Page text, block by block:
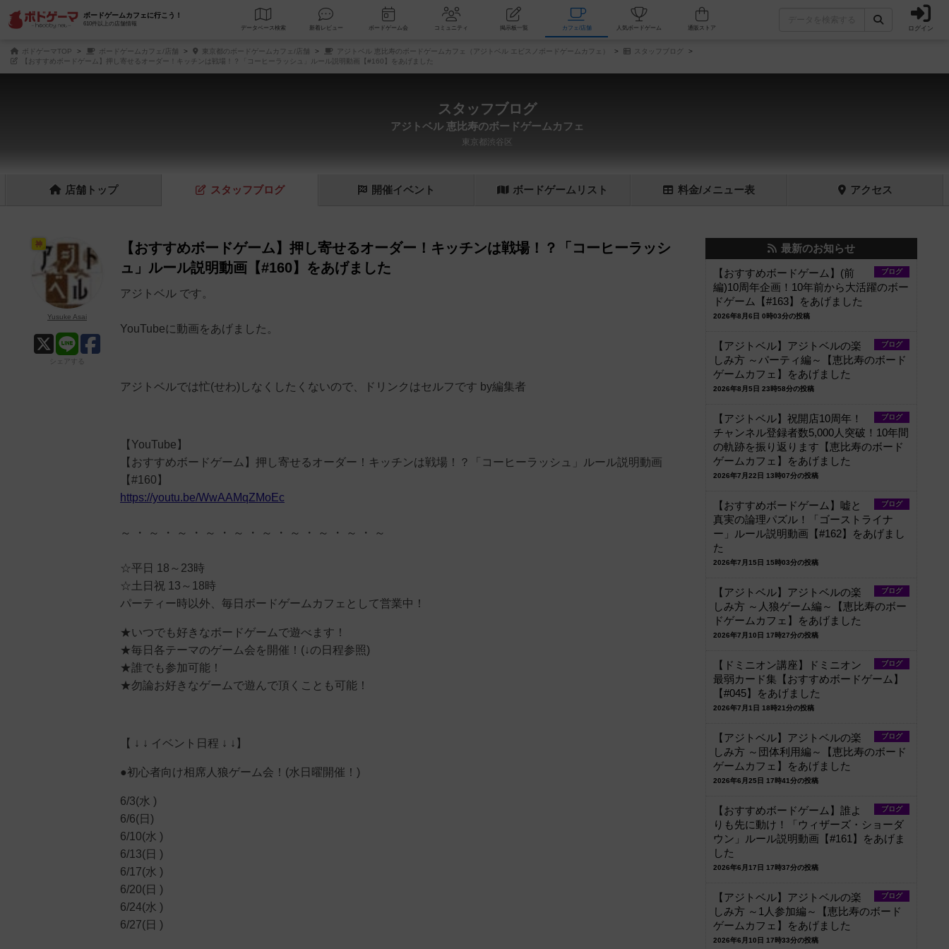
ボードゲームカフェに行こう！
610件以上の店舗情報
データベース 検索 新着レビュー ボードゲーム会 コミュニティ 掲示板一覧 カフェ/店舗 人気ボードゲーム ログイン
ボドゲーマTOP ボードゲームカフェ/店舗 東京都のボードゲームカフェ/店舗 アジトベル 恵比寿のボードゲームカフェ（アジトベル エビスノボードゲームカフェ）
スタッフブログ
【おすすめボードゲーム】押し寄せるオーダー！キッチンは戦場！？「コーヒーラッシュ」ルール説明動画【#160】をあげました
スタッフブログ
アジトベル 恵比寿のボードゲームカフェ
東京都渋谷区
店舗 トップ スタッフブログ 開催イベント ボードゲーム リスト 料金/メニュー表 アクセス
【おすすめボードゲーム】押し寄せるオーダー！キッチンは戦場！？「コーヒーラッシ
ュ」ルール説明動画【#160】をあげました
アジトベル です。
YouTubeに動画をあげました。
アジトベルでは忙(せわ)しなくしたくないので、ドリンクはセルフです by編集者
【YouTube】
【おすすめボードゲーム】押し寄せるオーダー！キッチンは戦場！？「コーヒーラッシュ」ルール説明動画
【#160】
https://youtu.be/WwAAMqZMoEc
～ ・ ～ ・ ～ ・ ～ ・ ～ ・ ～ ・ ～ ・ ～ ・ ～ ・ ～
☆平日 18～23時
☆土日祝 13～18時
パーティー時以外、毎日ボードゲームカフェとして営業中！
★いつでも好きなボードゲームで遊べます！
★毎日各テーマのゲーム会を開催！(↓の日程参照)
★誰でも参加可能！
★勿論お好きなゲームで遊んで頂くことも可能！
【 ↓ ↓ イベント日程 ↓ ↓】
●初心者向け相席人狼ゲーム会！(水日曜開催！)
6/3(水 )
6/6(日)
6/10(水 )
6/13(日 )
6/17(水 )
6/20(日 )
6/24(水 )
6/27(日 )
神
Yusuke Asai
シェアする
最新のお知らせ
ブログ
【おすすめボードゲーム】(前
編)10周年企画！10年前から大活躍のボー
ドゲーム【#163】をあげました
2026年8月6日 0時03分の投稿
ブログ
【アジトベル】アジトベルの楽
しみ方 ～パーティ編～【恵比寿のボード
ゲームカフェ】をあげました
2026年8月5日 23時58分の投稿
ブログ
【アジトベル】祝開店10周年！
チャンネル登録者数5,000人突破！10年間
の軌跡を振り返ります【恵比寿のボード
ゲームカフェ】をあげました
2026年7月22日 13時07分の投稿
ブログ
【おすすめボードゲーム】嘘と
真実の論理パズル！「ゴーストライナ
ー」ルール説明動画【#162】をあげまし
た
2026年7月15日 15時03分の投稿
ブログ
【アジトベル】アジトベルの楽
しみ方 ～人狼ゲーム編～【恵比寿のボー
ドゲームカフェ】をあげました
2026年7月10日 17時27分の投稿
ブログ
【ドミニオン講座】ドミニオン
最弱カード集【おすすめボードゲーム】
【#045】をあげました
2026年7月1日 18時21分の投稿
ブログ
【アジトベル】アジトベルの楽
しみ方 ～団体利用編～【恵比寿のボード
ゲームカフェ】をあげました
2026年6月25日 17時41分の投稿
ブログ
【おすすめボードゲーム】誰よ
りも先に動け！「ウィザーズ・ショーダ
ウン」ルール説明動画【#161】をあげま
した
2026年6月17日 17時37分の投稿
ブログ
【アジトベル】アジトベルの楽
しみ方 ～1人参加編～【恵比寿のボード
ゲームカフェ】をあげました
2026年6月10日 17時33分の投稿